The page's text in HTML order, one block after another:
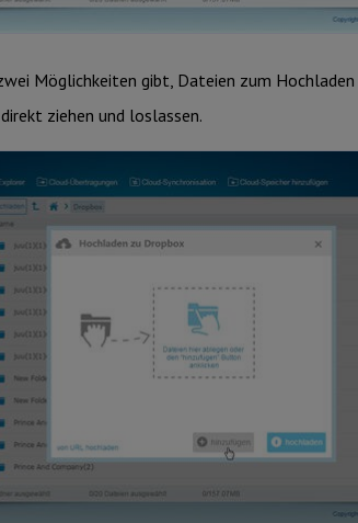
Möglichkeiten gibt, Dateien zum
ziehen und loslassen.